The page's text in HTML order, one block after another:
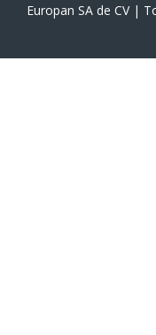
Europan SA de CV |